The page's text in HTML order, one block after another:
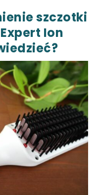
szczotki
Ion